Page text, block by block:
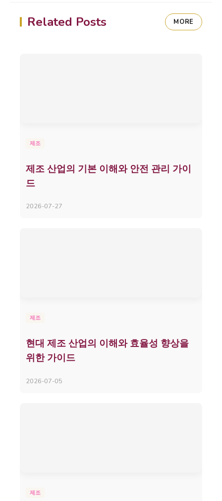
Related Posts MORE
제조
제조 산업의 기본 이해와 안전 관리 가이
드
2026-07-27
제조
현대 제조 산업의 이해와 효율성 향상을
위한 가이드
2026-07-05
제조